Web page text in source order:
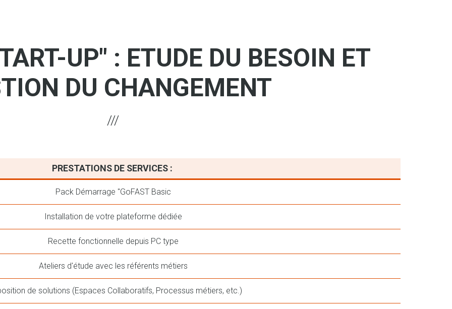
UP" : ETUDE DU BESOIN ET
DU CHANGEMENT
PRESTATIONS DE SERVICES :
Pack Démarrage "GoFAST Basic
Installation de votre plateforme dédiée
Recette fonctionnelle depuis PC type
Ateliers d'étude avec les référents métiers
de solutions (Espaces Collaboratifs, Processus métiers, etc.)